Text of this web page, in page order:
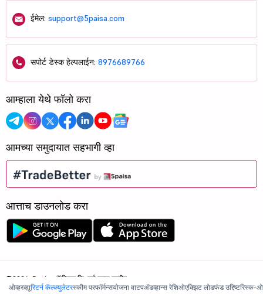
ओव्हरव्ह्यूरिटर्न कॅल्क्युलेटरस्कीम परफॉर्मन्सयोजना वाटपॲडव्हान्स रेशिओएक्झिट लोडफंड उद्दिष्टरिस्क-
ईमेल: support@5paisa.com
सपोर्ट डेस्क हेल्पलाईन: 8976689766
आम्हाला येथे फॉलो करा
आमच्या समुदायात सहभागी व्हा
आत्ताच डाउनलोड करा
©2026, 5paisa कॅपिटल लि. सर्व हक्क राखीव.
आम्ही ISO 27001:2022 प्रमाणित आहोत.